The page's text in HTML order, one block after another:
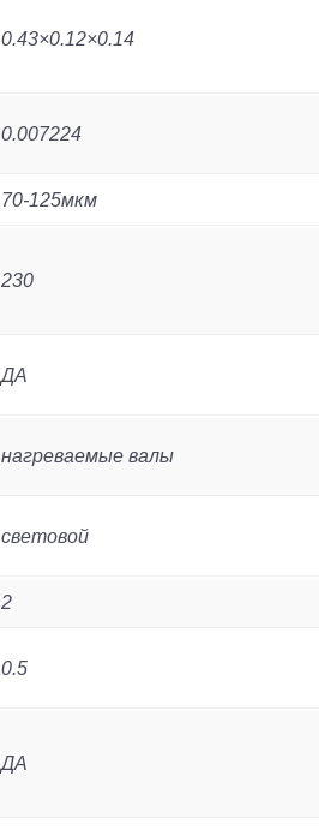
0.43×0.12×0.14
0.007224
70-125мкм
230
ДА
нагреваемые валы
световой
2
0.5
ДА